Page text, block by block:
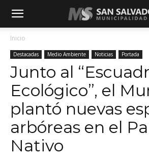
Inicio
Destacadas Medio Ambiente Noticias Portada
Junto al
Ecológico”, el
plantó nuevas
arbóreas en el
Nativo